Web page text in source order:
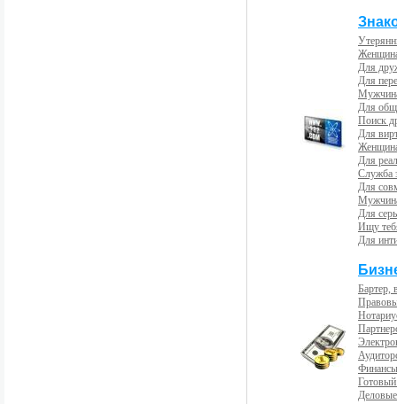
Для
Для
Для
Поиск
Для
Для
Служба
Для
Для
Ищу
Для
Бартер,
Готовый